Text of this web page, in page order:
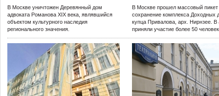
В Москве уничтожен Деревянный дом
адвоката Романова XIX века, являвшийся
объектом культурного наследия
регионального значения.
В Москве прошел массовый пикет
сохранение комплекса Доходных
купца Привалова, арх. Нирнзее. В
приняли участие более 50